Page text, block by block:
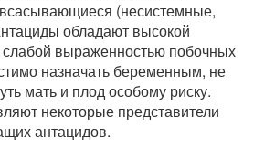
(несистемные,
обладают высокой
выраженностью побочных
назначать беременным, не
мать и плод особому риску.
некоторые представители
антацидов.